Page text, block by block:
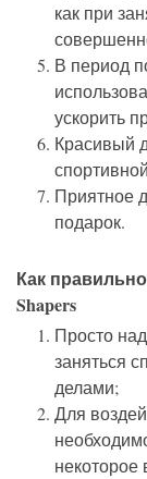
как при
В период
ускорить
Красивый
спортивной
Приятное
подарок.
Как правильно
Shapers
Просто
заняться
делами;
Для
некоторое